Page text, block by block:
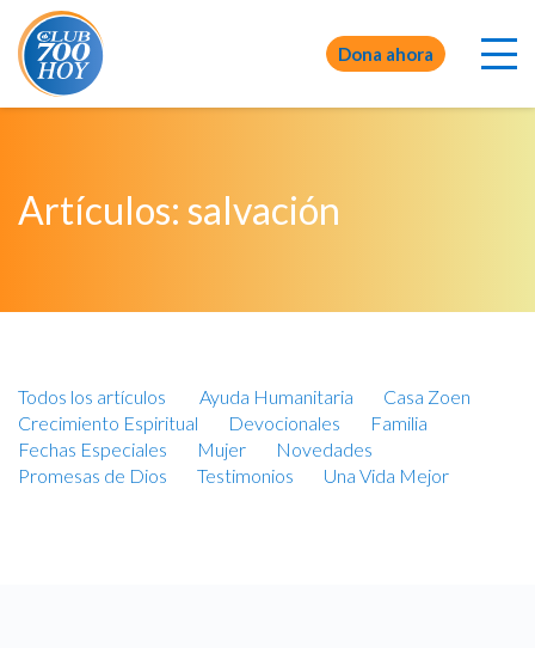
Dona ahora
Artículos: salvación
Todos los artículos Ayuda Humanitaria
Casa Zoen
Crecimiento Espiritual
Devocionales
Familia
Fechas Especiales
Mujer
Novedades
Promesas de Dios
Testimonios Una Vida Mejor